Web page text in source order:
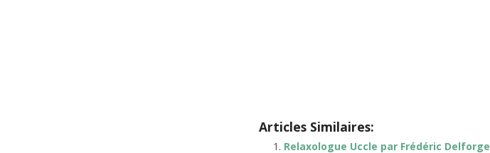
Articles Similaires:
Relaxologue Uccle par Frédéric Delforge